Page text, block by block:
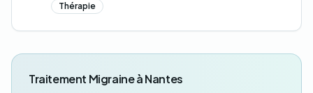
Thérapie
Traitement Migraine à Nantes